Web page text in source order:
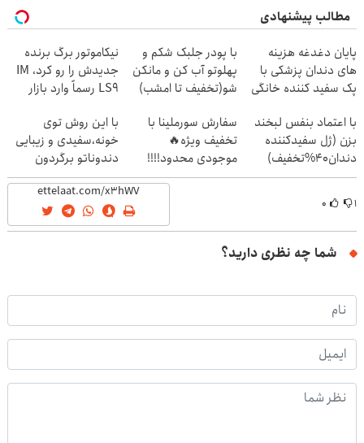
مطالب پیشنهادی
پایان دغدغه هزینه
های دندان پزشکی با
پک سفید کننده خانگی
با پودر جلبک شکم و
پهلوتو آب کن و مانکن
شو(تخفیف تا امشب)
نیکاموتور برگ برنده
جدیدش را رو کرد، IM
LS9 رسماً وارد بازار
با اعتماد بنفس لبخند
بزن (ژل سفیدکننده
دندان40%تخفیف)
سفارش سورملینا با
تخفیف ویژه🔥
موجودی محدود!!!!
با این روش توی
خونه،سفیدی و زیبایی
دندوناتو برگردون
(40%off)
۱ ۰
شما چه نظری دارید؟